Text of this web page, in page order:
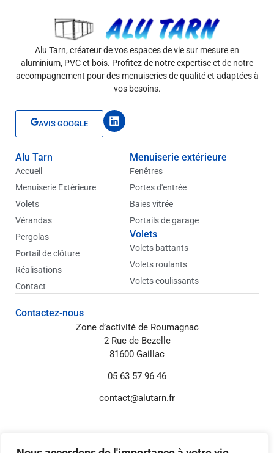
Alu Tarn, créateur de vos espaces de vie sur mesure en
aluminium, PVC et bois. Profitez de notre expertise et de notre
accompagnement pour des menuiseries de qualité et adaptées à
vos besoins.
AVIS GOOGLE
L
i
k
Alu Tarn
Accueil
Menuiserie Extérieure
Volets
Vérandas
Pergolas
Portail de clôture
Réalisations
Contact
Menuiserie extérieure
Fenêtres
Portes d'entrée
Baies vitrée
Portails de garage
Volets
Volets battants
Volets roulants
Volets coulissants
Contactez-nous
Zone d’activité de Roumagnac
2 Rue de Bezelle
81600 Gaillac
05 63 57 96 46
contact@alutarn.fr
Informations annexes Mentions légales